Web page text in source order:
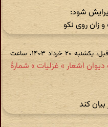
شود:
زان روی نکو
در ‫۲ سال و ۲ ماه قبل، یکشنبه ۲۰ خرداد ۱۴۰۳، ساعت
اشعار » غزلیات » شمارهٔ
کند